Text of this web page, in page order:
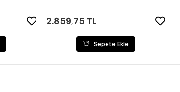
2.859,75 TL
Sepete Ekle